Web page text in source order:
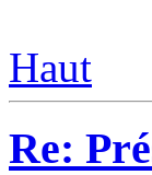
Haut
Re: